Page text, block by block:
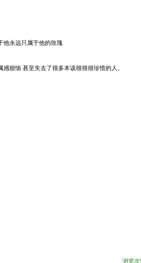
他永远只属于他的玫瑰
烦恼 甚至失去了很多本该很很很珍惜的人。
浏览